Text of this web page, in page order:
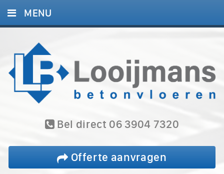
Bel direct 06 3904 7320
Offerte aanvragen
MENU
DIENSTEN
PROJECTEN
BLOG
REFERENTIES